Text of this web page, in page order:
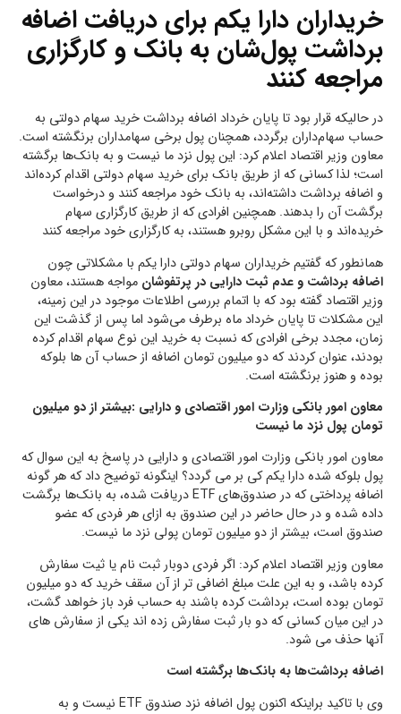
خریداران دارا یکم برای دریافت اضافه
برداشت پول‌شان به بانک و کارگزاری
مراجعه کنند
در حالیکه قرار بود تا پایان خرداد اضافه برداشت خرید سهام دولتی به
حساب سهام‌داران برگردد، همچنان پول برخی سهامداران برنگشته است.
معاون وزیر اقتصاد اعلام کرد: این پول نزد ما نیست و به بانک‌ها برگشته
است؛ لذا کسانی که از طریق بانک برای خرید سهام دولتی اقدام کرده‌اند
و اضافه برداشت داشته‌اند، به بانک خود مراجعه کنند و درخواست
برگشت آن را بدهند. همچنین افرادی که از طریق کارگزاری‌ سهام
خریده‌اند و با این مشکل روبرو هستند، به کارگزاری خود مراجعه کنند
همانطور که گفتیم خریداران سهام دولتی دارا یکم با مشکلاتی چون
اضافه برداشت و عدم ثبت دارایی‌ در پرتفوشان مواجه هستند، معاون
وزیر اقتصاد گفته بود که با اتمام بررسی اطلاعات موجود در این زمینه،
این مشکلات تا پایان خرداد ماه برطرف می‌شود اما پس از گذشت این
زمان، مجدد برخی افرادی که نسبت به خرید این نوع سهام اقدام کرده
بودند، عنوان کردند که دو میلیون تومان اضافه از حساب آن ها بلوکه
بوده و هنوز برنگشته است.
معاون امور بانکی وزارت امور اقتصادی و دارایی :بیشتر از دو میلیون
تومان پول نزد ما نیست
معاون امور بانکی وزارت امور اقتصادی و دارایی در پاسخ به این سوال که
پول بلوکه شده دارا یکم کی بر می گردد؟ اینگونه توضیح داد که هر گونه
اضافه پرداختی که در صندوق‌های ETF دریافت شده، به بانک‌ها برگشت
داده شده و در حال حاضر در این صندوق به ازای هر فردی که عضو
صندوق است، بیشتر از دو میلیون تومان پولی نزد ما نیست.
معاون وزیر اقتصاد اعلام کرد: اگر فردی دوبار ثبت نام یا ثیت سفارش
کرده باشد، و به این علت مبلغ اضافی تر از آن سقف خرید که دو میلیون
تومان بوده است، برداشت کرده باشند به حساب فرد باز خواهد گشت،
در این میان کسانی که دو بار ثبت سفارش زده اند یکی از سفارش های
آنها حذف می شود.
اضافه برداشت‌ها به بانک‌ها برگشته است
وی با تاکید براینکه اکنون پول اضافه‌ نزد صندوق ETF نیست و به